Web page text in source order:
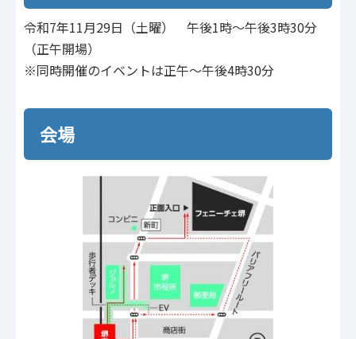
令和7年11月29日（土曜） 午後1時～午後3時30分
（正午開場）
※同時開催のイベントは正午～午後4時30分
会場